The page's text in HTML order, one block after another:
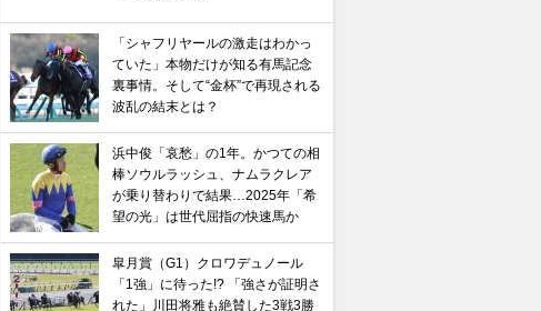
「シャフリヤールの激走はわかっ
ていた」本物だけが知る有馬記念
裏事情。そして“金杯”で再現される
波乱の結末とは？
浜中俊「哀愁」の1年。かつての相
棒ソウルラッシュ、ナムラクレア
が乗り替わりで結果…2025年「希
望の光」は世代屈指の快速馬か
皐月賞（G1）クロワデュノール
「1強」に待った!? 「強さが証明さ
れた」川田将雅も絶賛した3戦3勝